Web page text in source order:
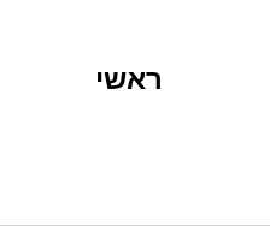
ראשי